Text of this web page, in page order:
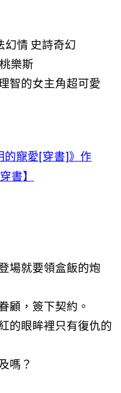
幻情 史詩奇幻
樂斯
智的女主角超可愛
的寵愛[穿書]》作
書】
場就要領盒飯的炮
顧，簽下契約。
的眼眸裡只有復仇的
嗎？